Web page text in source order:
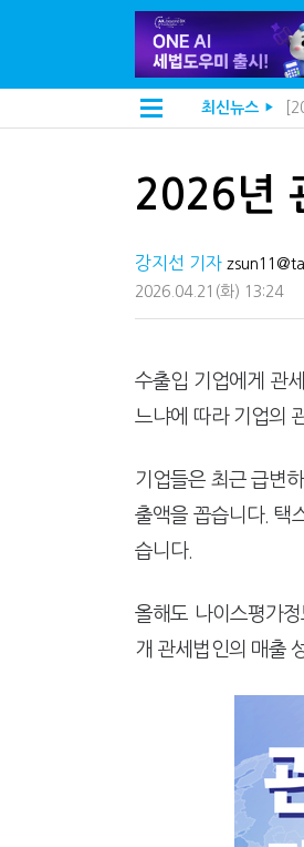
최신뉴스 ▶
[
"
세
"
"
2026년
강지선 기자
2026.04.21 (화) 13:24
수출입 기업에게 관
느냐에 따라 기업의
기업들은 최근 급변
출액을 꼽습니다. 택
습니다.
올해도 나이스평가
개 관세법인의 매출